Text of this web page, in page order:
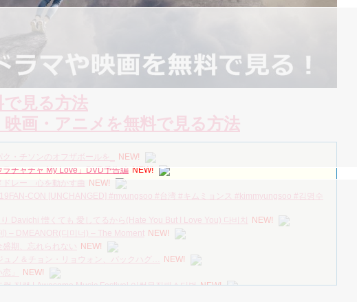
見る方法
画・アニメを無料で見る方法
・チソンのオフザボールを_
NEW!
ラチャチャ My Love」DVD予告編 NEW!
ドレー 心を動かす曲 NEW!
CON [UNCHANGED] #myungsoo #台湾 #キムミョンス #kimmyungsoo #김명수
Davichi 憎くても 愛してるから(Hate You But I Love You) 다비치
NEW!
) – DMEANOR(디미너) – The Moment NEW!
期、忘れられない NEW!
ュノ＆チョン・リョウォン、バックハグ…
NEW!
」
NEW!
직캠 | Awesome Music Festival 어썸뮤직페스티벌 NEW!